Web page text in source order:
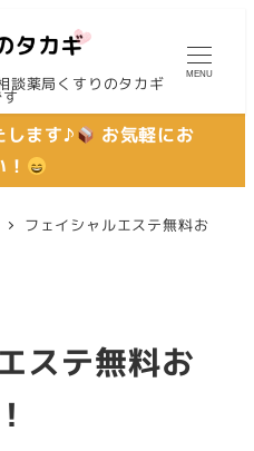
談薬局くすりのタカギ
す
MENU
します♪
お気軽にお
フェイシャルエステ無料お
ステ無料お